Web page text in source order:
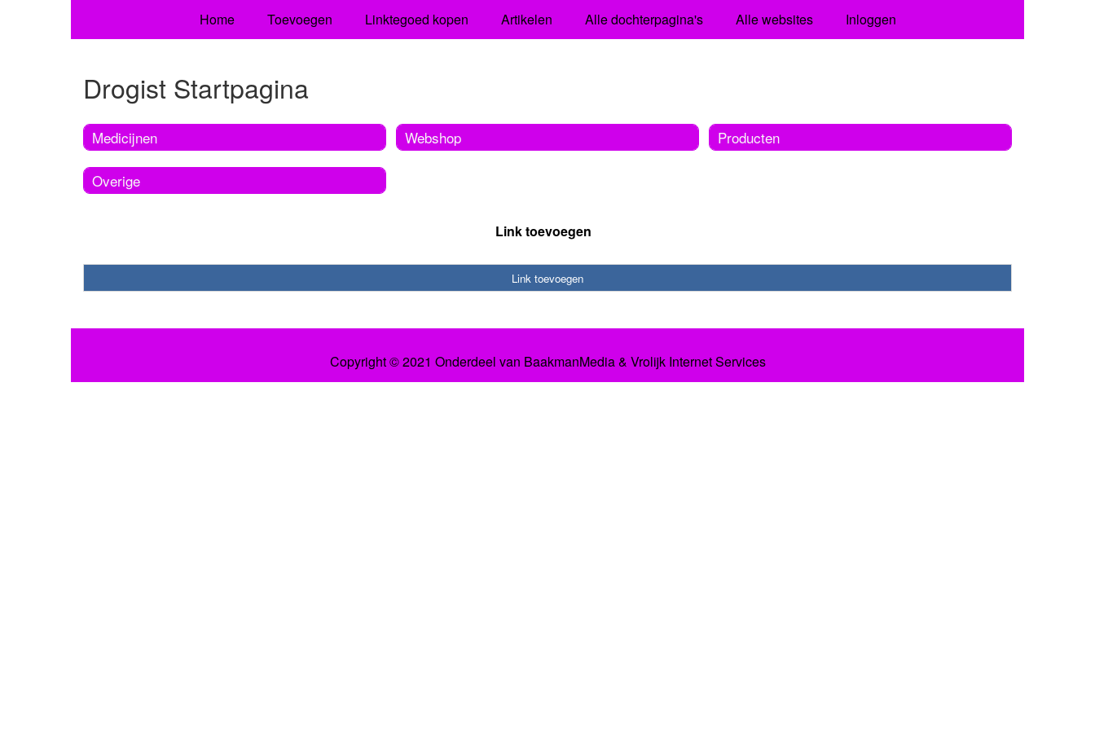
Home Toevoegen Linktegoed kopen Artikelen Alle dochterpagina's Alle websites Inloggen
Drogist Startpagina
Medicijnen
Overige
Webshop Producten
Link toevoegen
Link toevoegen
Copyright © 2021 Onderdeel van BaakmanMedia& Vrolijk Internet Services